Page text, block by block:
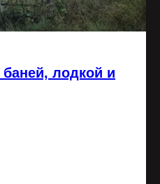
лодкой и